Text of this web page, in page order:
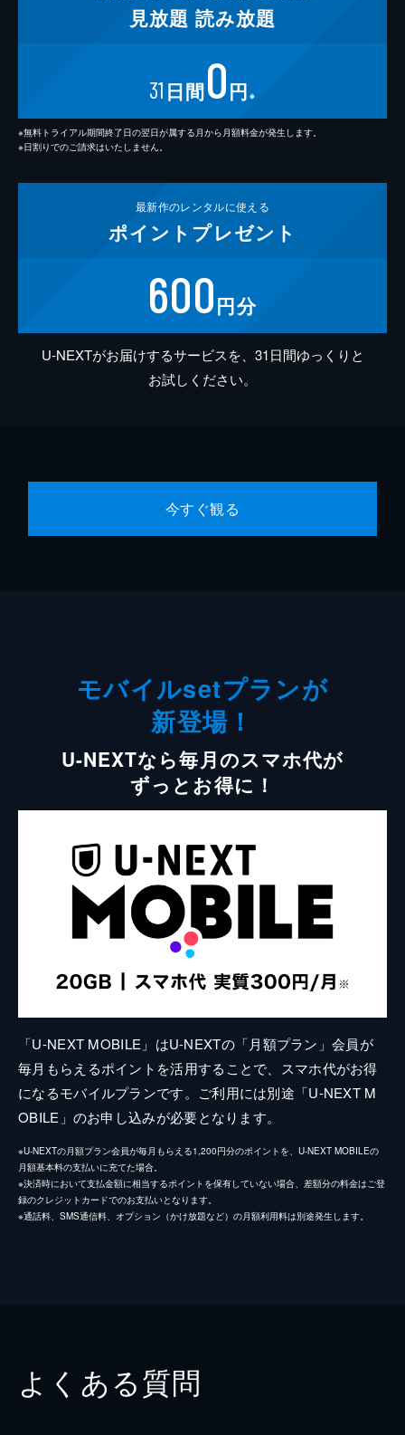
見放題 読み放題
31 日間0円 ※
※無料トライアル期間終了日の翌日が属する月から月額料金が発生します。
※日割りでのご請求はいたしません。
最新作のレンタルに使える
ポイント プレゼント
600円分
U-NEXTがお届けするサービスを、31日間ゆっくりと
お試しください。
今すぐ観る
モバイルsetプランが
新登場！
U-NEXTなら毎月のスマホ代が
ずっとお得に！
「U-NEXT MOBILE」はU-NEXTの「月額プラン」会員が
毎月もらえるポイントを活用することで、スマホ代がお得
になるモバイルプランです。ご利用には別途「U-NEXT M
OBILE」のお申し込みが必要となります。
※U-NEXTの月額プラン会員が毎月もらえる1,200円分のポイントを、U-NEXT MOBILEの
月額基本料の支払いに充てた場合。
※決済時において支払金額に相当するポイントを保有していない場合、差額分の料金はご登
録のクレジットカードでのお支払いとなります。
※通話料、SMS通信料、オプション（かけ放題など）の月額利用料は別途発生します。
よくある質問